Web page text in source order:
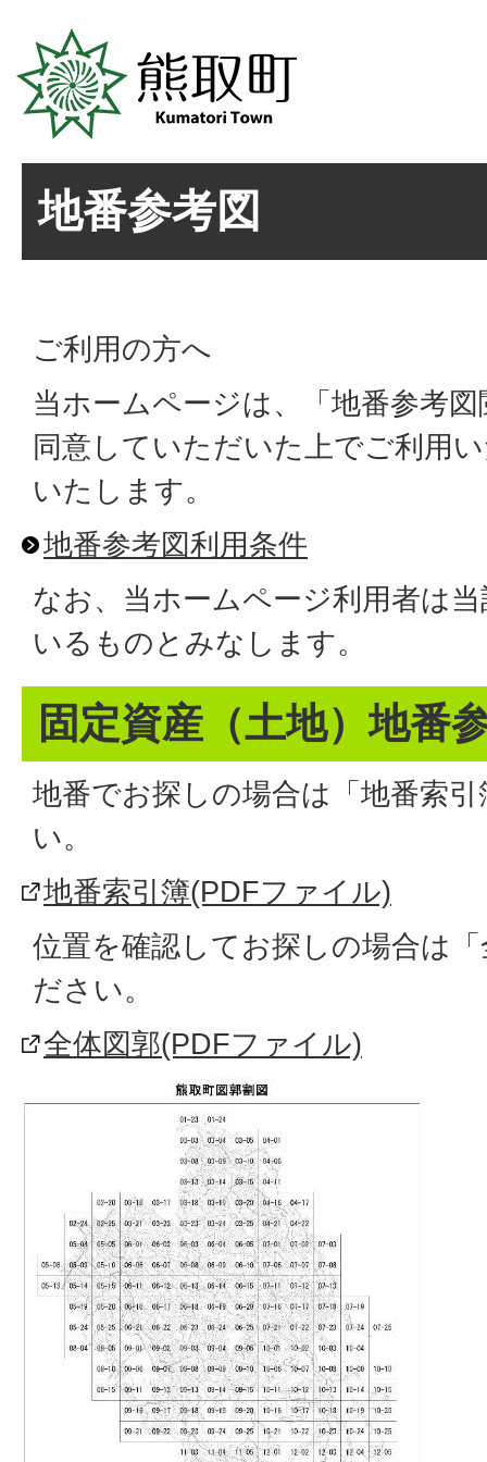
地番参考図
ご利用の方へ
当ホームページは、「地番参考
同意していただいた上でご利用
いたします。
地番参考図利用条件
なお、当ホームページ利用者は
いるものとみなします。
固定資産（土地）地番
地番でお探しの場合は「地番索
い。
地番索引簿(PDFファイル)
位置を確認してお探しの場合は
ださい。
全体図郭(PDFファイル)